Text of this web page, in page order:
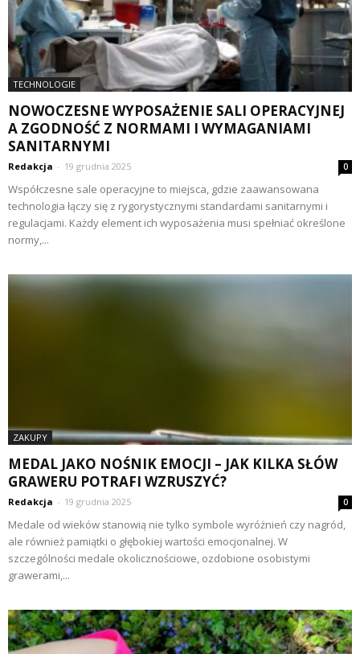
TECHNOLOGIE
NOWOCZESNE WYPOSAŻENIE SALI OPERACYJNEJ
A ZGODNOŚĆ Z NORMAMI I WYMAGANIAMI
SANITARNYMI
Redakcja - 19 grudnia 2025 0
Współczesne sale operacyjne to miejsca, gdzie zaawansowana
technologia łączy się z rygorystycznymi standardami sanitarnymi i
regulacjami. Każdy element ich wyposażenia musi spełniać określone
normy,...
ZAKUPY
MEDAL JAKO NOŚNIK EMOCJI – JAK KILKA SŁÓW
GRAWERU POTRAFI WZRUSZYĆ?
Redakcja - 19 grudnia 2025 0
Medale od wieków stanowią nie tylko symbole wyróżnień czy nagród,
ale również pamiątki o głębokiej wartości emocjonalnej. W
szczególności medale okolicznościowe, ozdobione osobistymi
grawerami,...